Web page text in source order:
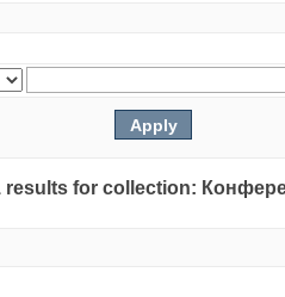
for collection: